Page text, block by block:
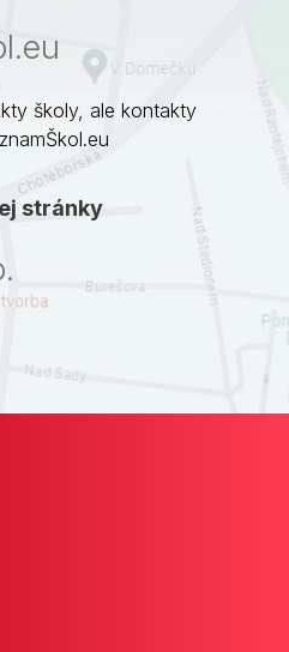
školy, ale kontakty
stránky